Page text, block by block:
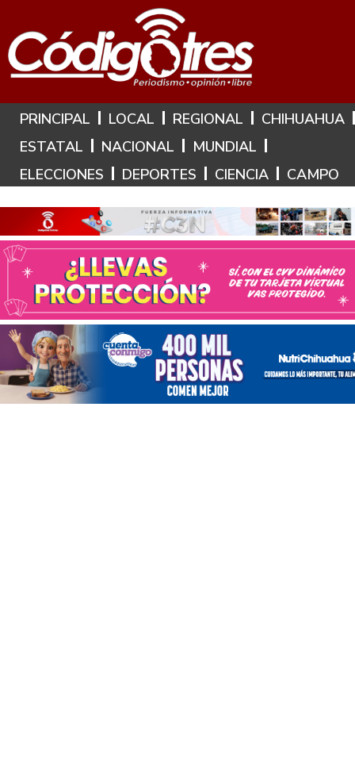
Hoy es: 6 de Agosto de 2026
PRINCIPAL LOCAL REGIONAL
CHIHUAHUA
ESTATAL
NACIONAL
MUNDIAL
ELECCIONES
DEPORTES CIENCIA CAMPO